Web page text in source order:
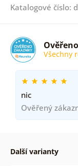
Katalogové číslo:
Všechny
nic
Ověřený
Další varianty